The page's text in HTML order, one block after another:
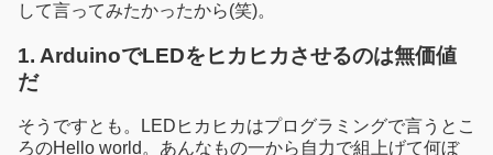
して言ってみたかったから(笑)。
1. ArduinoでLEDをヒカヒカさせるのは無価値
だ
そうですとも。LEDヒカヒカはプログラミングで言うとこ
ろのHello world。あんなもの一から自力で組上げて何ぼ